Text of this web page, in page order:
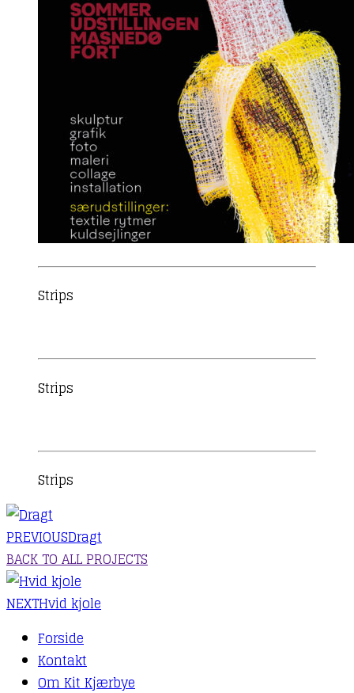
Strips
Strips
Strips
PREVIOUSDragt
BACK TO ALL PROJECTS
NEXTHvid kjole
Forside
Kontakt
Om Kit Kjærbye